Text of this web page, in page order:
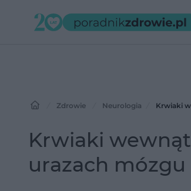
Zdrowie Neurologia Krwiaki
Krwiaki
urazach mózgu